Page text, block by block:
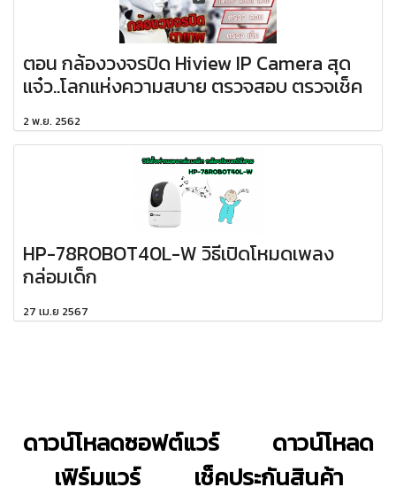
ตอน กล้องวงจรปิด Hiview IP Camera สุด
แจ๋ว..โลกแห่งความสบาย ตรวจสอบ ตรวจเช็ค
2 พ.ย. 2562
HP-78ROBOT40L-W วิธีเปิดโหมดเพลง
กล่อมเด็ก
27 เม.ย 2567
ดาวน์โหลดซอฟต์แวร์
ดาวน์โหลด
เฟิร์มแวร์
เช็คประกันสินค้า